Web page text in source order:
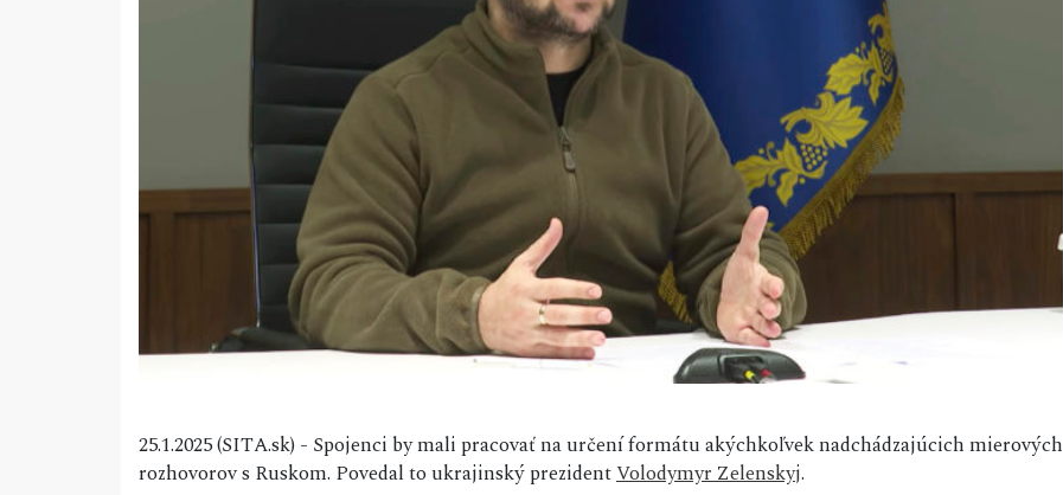
25.1.2025 (SITA.sk) - Spojenci by mali pracovať na určení formátu akýchkoľvek nadchádzajúcich mierových
rozhovorov s Ruskom. Povedal to ukrajinský prezidentVolodymyr Zelenskyj.